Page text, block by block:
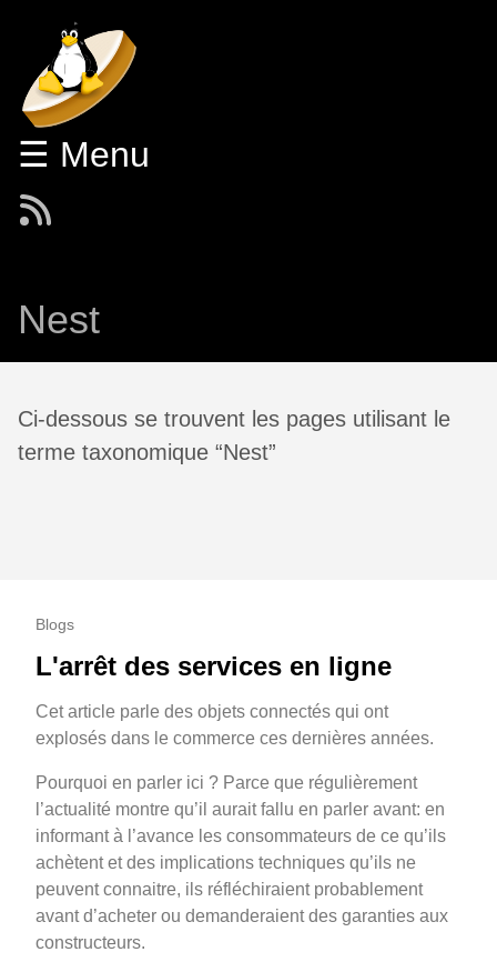
☰ Menu
Nest
Ci-dessous se trouvent les pages utilisant le
terme taxonomique “Nest”
Blogs
L'arrêt des services en ligne
Cet article parle des objets connectés qui ont
explosés dans le commerce ces dernières années.
Pourquoi en parler ici ? Parce que régulièrement
l’actualité montre qu’il aurait fallu en parler avant: en
informant à l’avance les consommateurs de ce qu’ils
achètent et des implications techniques qu’ils ne
peuvent connaitre, ils réfléchiraient probablement
avant d’acheter ou demanderaient des garanties aux
constructeurs.